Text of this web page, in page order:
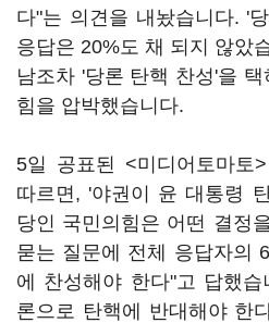
다"는 의견을 내놨습니다. '
응답은 20%도 채 되지 않았
남조차 '당론 탄핵 찬성'을
힘을 압박했습니다.
5일 공표된 <미디어토마토
따르면, '야권이 윤 대통령
당인 국민의힘은 어떤 결정
묻는 질문에 전체 응답자의
에 찬성해야 한다"고 답했
론으로 탄핵에 반대해야 한